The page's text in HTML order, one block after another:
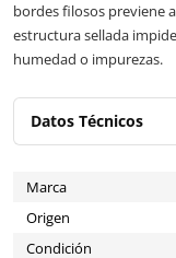
bordes filosos previene
estructura sellada
humedad o impurezas.
Datos Técnicos
Marca
Origen
Condición